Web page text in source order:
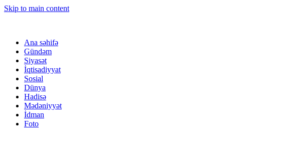
Skip to main content
Ana səhifə
Gündəm
Siyasət
İqtisadiyyat
Sosial
Dünya
Hadisə
Mədəniyyət
İdman
Foto